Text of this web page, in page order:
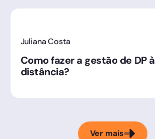
Juliana Costa
Como fazer a gestão de DP à
distância?
Ver mais